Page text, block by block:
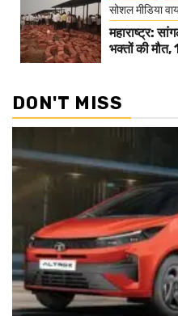
सोशल मीडिया
महाराष्ट्र:
भक्तों की मौत,
DON'T MISS